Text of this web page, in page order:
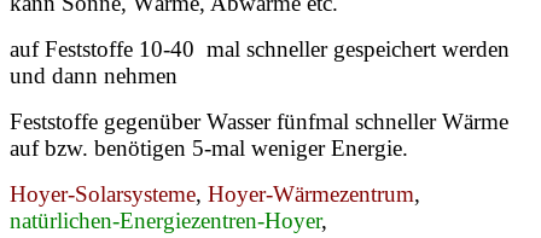
auf Feststoffe 10-40 mal schneller gespeichert werden
und dann nehmen
Feststoffe gegenüber Wasser fünfmal schneller Wärme
auf bzw. benötigen 5-mal weniger Energie.
Hoyer-Solarsysteme, Hoyer-Wärmezentrum,
natürlichen-Energiezentren-Hoyer,